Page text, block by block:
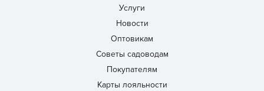
Услуги
Новости
Оптовикам
Советы садоводам
Покупателям
Карты лояльности